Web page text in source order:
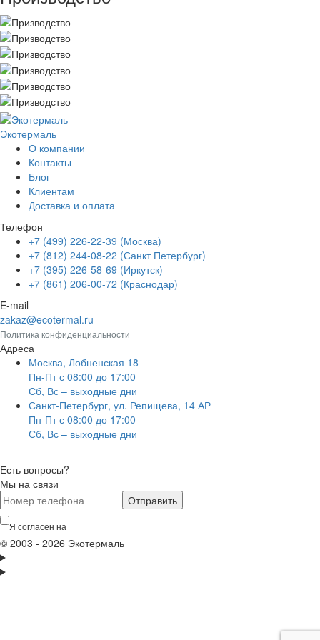
Экотермаль
О компании
Контакты
Блог
Клиентам
Доставка и оплата
Телефон
+7 (499) 226-22-39 (Москва)
+7 (812) 244-08-22 (Санкт Петербург)
+7 (395) 226-58-69 (Иркутск)
+7 (861) 206-00-72 (Краснодар)
E-mail
zakaz@ecotermal.ru
Политика конфиденциальности
Адреса
Москва, Лобненская 18
Пн-Пт с 08:00 до 17:00
Сб, Вс – выходные дни
Санкт-Петербург, ул. Репищева, 14 АР
Пн-Пт с 08:00 до 17:00
Сб, Вс – выходные дни
Есть вопросы?
Мы на связи
Отправить
Я согласен на
© 2003 - 2026 Экотермаль